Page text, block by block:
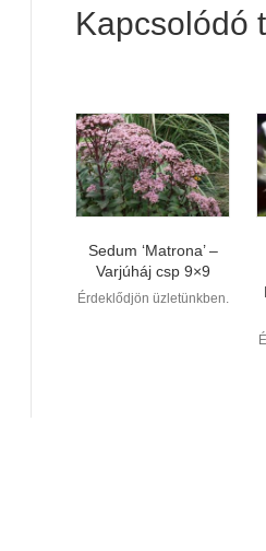
Kapcsolódó
Sedum ‘Matrona’ –
Varjúháj csp 9×9
Érdeklődjön üzletünkben.